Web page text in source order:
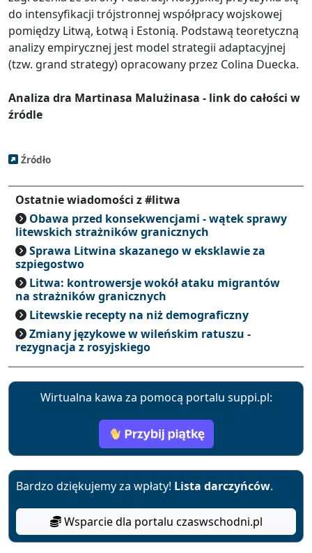
do intensyfikacji trójstronnej współpracy wojskowej
pomiędzy Litwą, Łotwą i Estonią. Podstawą teoretyczną
analizy empirycznej jest model strategii adaptacyjnej
(tzw. grand strategy) opracowany przez Colina Duecka.
Analiza dra Martinasa Malużinasa - link do całości w
źródle
Źródło
Ostatnie wiadomości z #litwa
Obawa przed konsekwencjami - wątek sprawy
litewskich strażników granicznych
Sprawa Litwina skazanego w eksklawie za
szpiegostwo
Litwa: kontrowersje wokół ataku migrantów
na strażników granicznych
Litewskie recepty na niż demograficzny
Zmiany językowe w wileńskim ratuszu -
rezygnacja z rosyjskiego
Wirtualna kawa za pomocą portalu suppi.pl:
Bardzo dziękujemy za wpłaty! Lista darczyńców.
Wsparcie dla portalu czaswschodni.pl